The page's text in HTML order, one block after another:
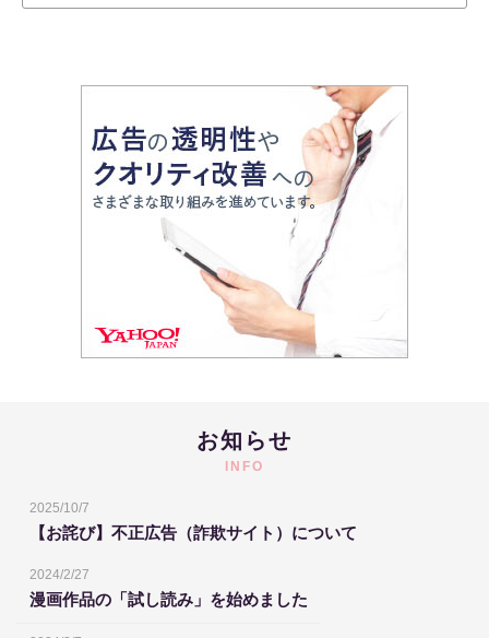
お知らせ
INFO
2025/10/7
【お詫び】不正広告（詐欺サイト）について
2024/2/27
漫画作品の「試し読み」を始めました